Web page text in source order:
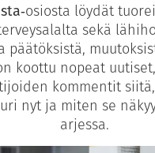
‑osiosta löydät
sekä
päätöksistä,
koottu nopeat
kommentit
nyt ja miten se
arjessa.